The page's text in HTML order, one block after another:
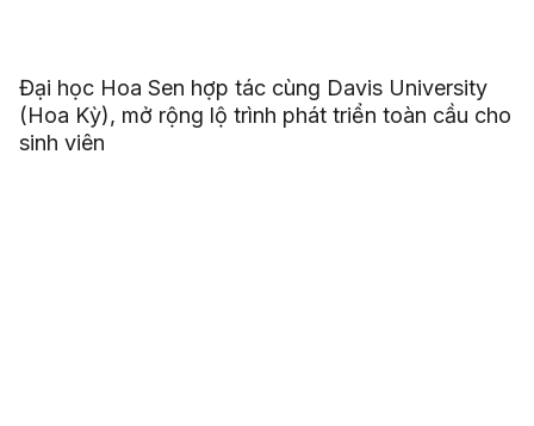
Đại học Hoa Sen hợp tác cùng Davis University
(Hoa Kỳ), mở rộng lộ trình phát triển toàn cầu cho
sinh viên